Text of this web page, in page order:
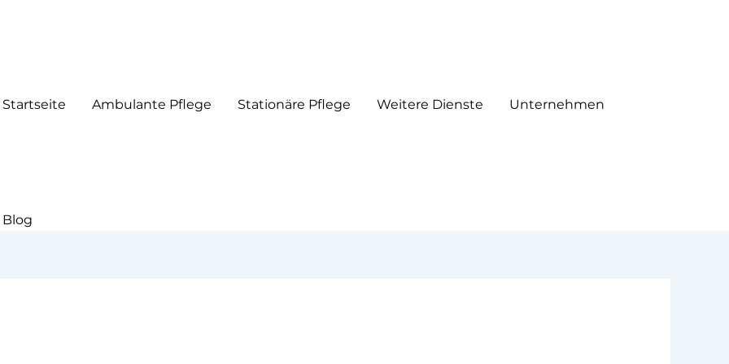
Startseite Ambulante Pflege Stationäre Pflege Weitere Dienste Unternehmen
Blog